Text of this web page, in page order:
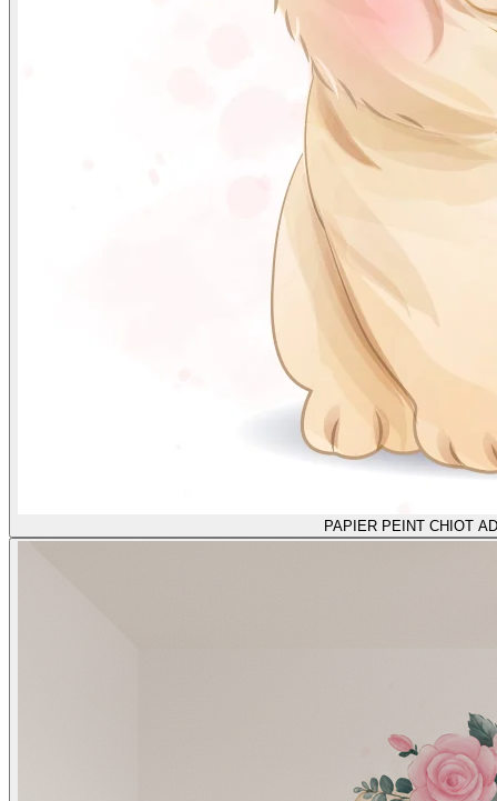
PAPIER PEINT CHIOT